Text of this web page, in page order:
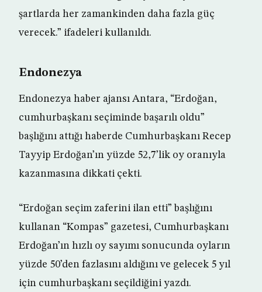
şartlarda her zamankinden daha fazla güç
verecek.” ifadeleri kullanıldı.
Endonezya
Endonezya haber ajansı Antara, “Erdoğan,
cumhurbaşkanı seçiminde başarılı oldu”
başlığını attığı haberde Cumhurbaşkanı Recep
Tayyip Erdoğan’ın yüzde 52,7’lik oy oranıyla
kazanmasına dikkati çekti.
“Erdoğan seçim zaferini ilan etti” başlığını
kullanan “Kompas” gazetesi, Cumhurbaşkanı
Erdoğan’ın hızlı oy sayımı sonucunda oyların
yüzde 50’den fazlasını aldığını ve gelecek 5 yıl
için cumhurbaşkanı seçildiğini yazdı.